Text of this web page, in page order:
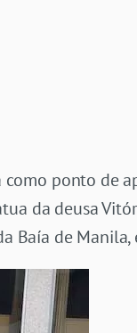
como ponto de
da deusa
Baía de Manila,